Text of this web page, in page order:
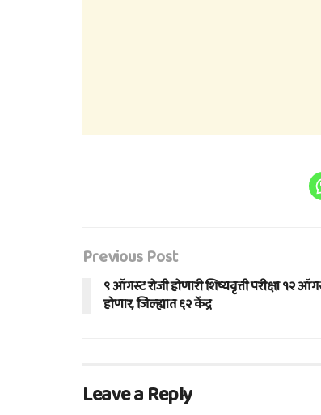
Previous Post
९ ऑगस्ट रोजी होणारी शिष्यवृत्ती परीक्षा १२
होणार, जिल्ह्यात ६२ केंद्र
Leave a Reply